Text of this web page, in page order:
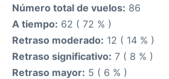
Número total de vuelos: 86
A tiempo: 62 ( 72 % )
Retraso moderado: 12 ( 14 % )
Retraso significativo: 7 ( 8 % )
Retraso mayor: 5 ( 6 % )